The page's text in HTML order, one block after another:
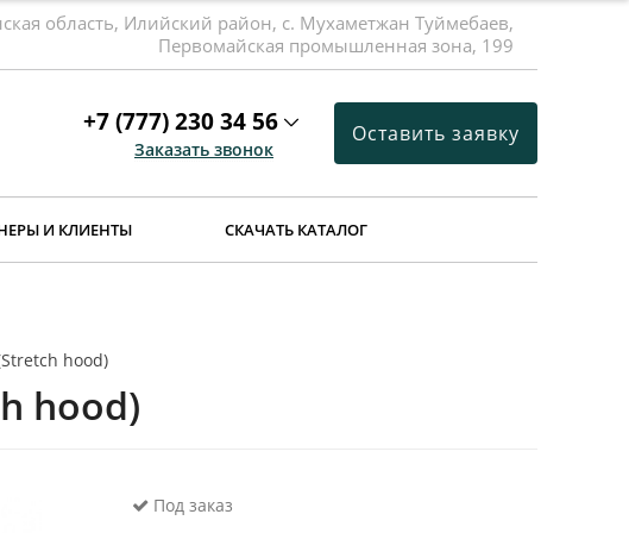
область, Илийский район, с. Мухаметжан Туймебаев,
Первомайская промышленная зона, 199
+7 (777) 230 34 56
Заказать звонок
Оставить заявку
И КЛИЕНТЫ СКАЧАТЬ КАТАЛОГ
hood)
hood)
Под заказ